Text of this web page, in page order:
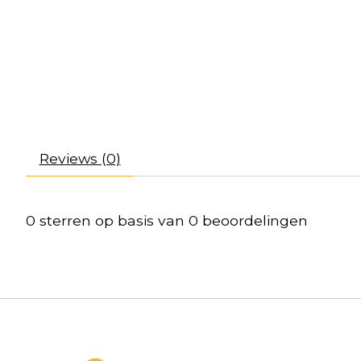
Reviews (0)
0 sterren op basis van 0 beoordelingen